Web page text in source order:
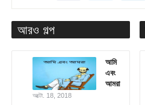
আরও গল্প
আমি
এবং
আমরা
অক্টো. 18, 2018